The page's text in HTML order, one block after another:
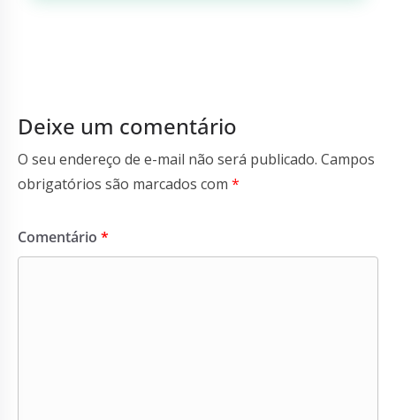
Deixe um comentário
O seu endereço de e-mail não será publicado. Campos
obrigatórios são marcados com *
Comentário *